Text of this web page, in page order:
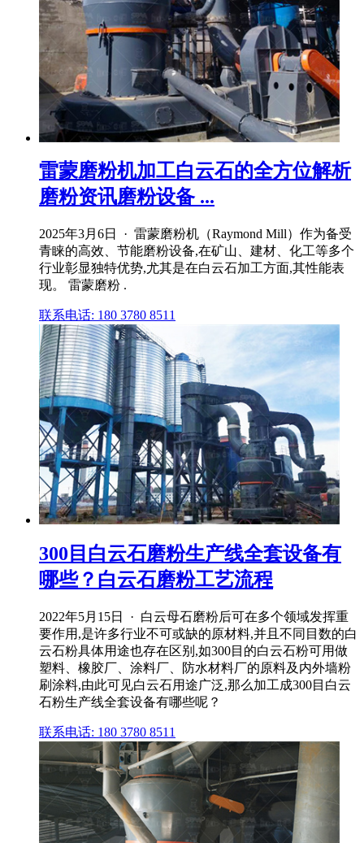
雷蒙磨粉机加工白云石的全方位解析
磨粉资讯磨粉设备 ...
2025年3月6日 · 雷蒙磨粉机（Raymond Mill）作为备受
青睐的高效、节能磨粉设备,在矿山、建材、化工等多个
行业彰显独特优势,尤其是在白云石加工方面,其性能表
现。 雷蒙磨粉 .
联系电话: 180 3780 8511
300目白云石磨粉生产线全套设备有
哪些？白云石磨粉工艺流程
2022年5月15日 · 白云母石磨粉后可在多个领域发挥重
要作用,是许多行业不可或缺的原材料,并且不同目数的白
云石粉具体用途也存在区别,如300目的白云石粉可用做
塑料、橡胶厂、涂料厂、防水材料厂的原料及内外墙粉
刷涂料,由此可见白云石用途广泛,那么加工成300目白云
石粉生产线全套设备有哪些呢？
联系电话: 180 3780 8511